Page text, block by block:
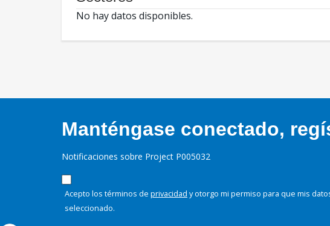
No hay datos disponibles.
Manténgase conectado,
Notificaciones sobre Project P005032
Acepto los términos de privacidad y otorgo mi permiso para que mis
seleccionado.